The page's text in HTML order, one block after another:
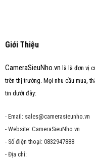
Giới Thiệu
CameraSieuNho.vn là là đơn vị
trên thị trường. Mọi nhu cầu mua,
tin dưới đây:
- Email: sales@camerasieunho.vn
- Website: CameraSieuNho.vn
- Số điện thoại: 0832947888
- Địa chỉ: